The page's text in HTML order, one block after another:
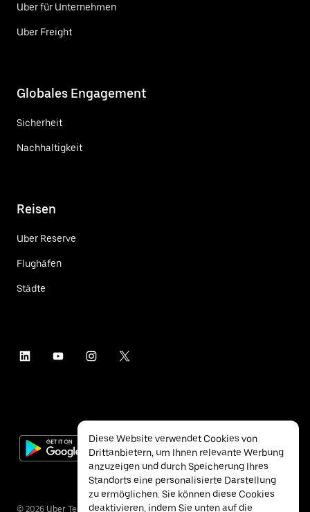
Uber für Unternehmen
Uber Freight
Globales Engagement
Sicherheit
Nachhaltigkeit
Reisen
Uber Reserve
Flughäfen
Städte
© 2026 Uber Technologies Inc.
Diese Website verwendet Cookies von
Drittanbietern, um Ihnen relevante Werbung
anzuzeigen und durch Speicherung Ihres
Standorts eine personalisierte Darstellung
zu ermöglichen. Sie können diese Cookies
deaktivieren, indem Sie unten auf die